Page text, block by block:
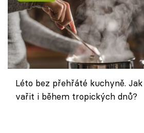
Léto bez přehřáté kuchyně. Jak
vařit i během tropických dnů?